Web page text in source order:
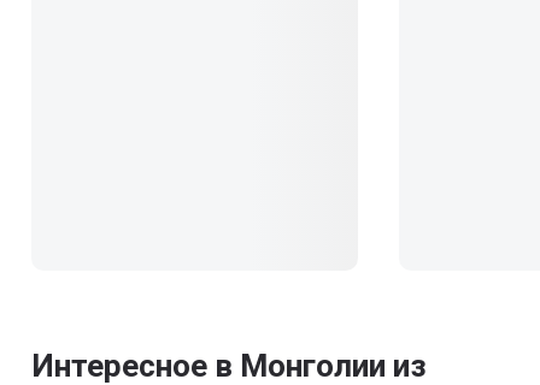
Интересное в Монголии из